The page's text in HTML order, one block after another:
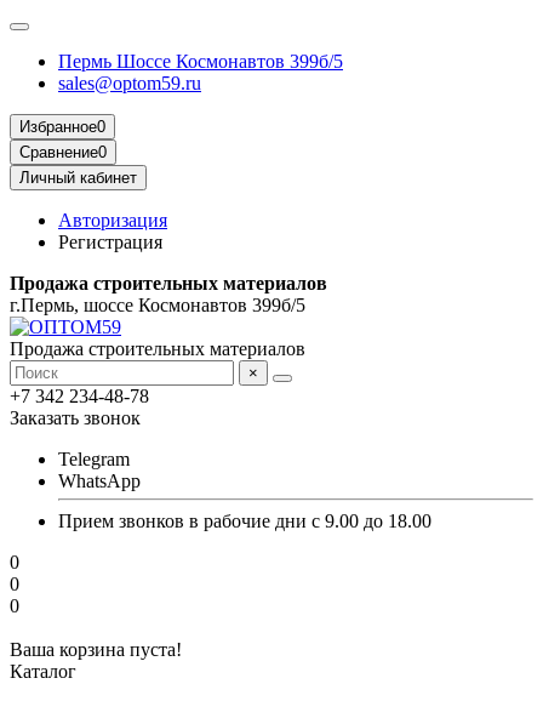
Пермь Шоссе Космонавтов 399б/5
sales@optom59.ru
Избранное0
Сравнение0
Личный кабинет
Авторизация
Регистрация
Продажа строительных материалов
г.Пермь, шоссе Космонавтов 399б/5
Продажа строительных материалов
×
+7 342 234-48-78
Заказать звонок
Telegram
WhatsApp
Прием звонков в рабочие дни с 9.00 до 18.00
0
0
0
Ваша корзина пуста!
Каталог